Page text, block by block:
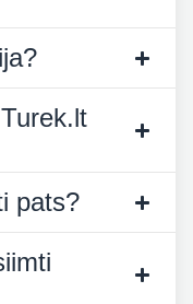
pats?